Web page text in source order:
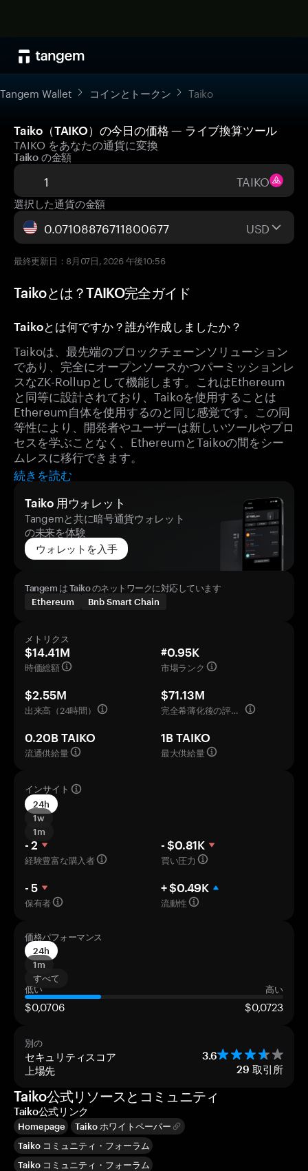
Tangem Wallet コインとトークン Taiko
Taiko（TAIKO）の今日の価格 — ライブ換算ツール
TAIKO をあなたの通貨に変換
Taiko の金額
TAIKO
選択した通貨の金額
USD
最終更新日：8月07日, 2026 午後10:56
Taikoとは？TAIKO完全ガイド
Taikoとは何ですか？誰が作成しましたか？
Taikoは、最先端のブロックチェーンソリューション
であり、完全にオープンソースかつパーミッションレ
スなZK-Rollupとして機能します。これはEthereum
と同等に設計されており、Taikoを使用することは
Ethereum自体を使用するのと同じ感覚です。この同
等性により、開発者やユーザーは新しいツールやプロ
セスを学ぶことなく、EthereumとTaikoの間をシー
ムレスに移行できます。
続きを読む
Taiko 用ウォレット
Tangemと共に暗号通貨ウォレット
の未来を体験
ウォレットを入手
Tangem は Taiko のネットワークに対応しています
Ethereum
Bnb Smart Chain
メトリクス
$14.41M
時価総額
#0.95K
市場ランク
$2.55M
出来高（24時間）
$71.13M
完全希薄化後の評価額
0.20B TAIKO
流通供給量
1B TAIKO
最大供給量
インサイト
24h
1w
1m
- 2
経験豊富な購入者
- $0.81K
買い圧力
- 5
保有者
+ $0.49K
流動性
価格パフォーマンス
24h
1m
すべて
低い
高い
$0,0706 $0,0723
別の
セキュリティスコア 3.6
上場先 29 取引所
Taiko公式リソースとコミュニティ
Taiko公式リンク
Homepage
Taiko ホワイトペーパー
Taiko コミュニティ・フォーラム
Taiko コミュニティ・フォーラム